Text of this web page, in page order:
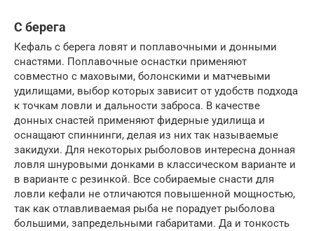
С берега
Кефаль с берега ловят и поплавочными и донными
снастями. Поплавочные оснастки применяют
совместно с маховыми, болонскими и матчевыми
удилищами, выбор которых зависит от удобств подхода
к точкам ловли и дальности заброса. В качестве
донных снастей применяют фидерные удилища и
оснащают спиннинги, делая из них так называемые
закидухи. Для некоторых рыболовов интересна донная
ловля шнуровыми донками в классическом варианте и
в варианте с резинкой. Все собираемые снасти для
ловли кефали не отличаются повышенной мощностью,
так как отлавливаемая рыба не порадует рыболова
большими, запредельными габаритами. Да и тонкость